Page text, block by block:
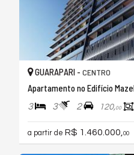
GUARAPARI - CENTRO
Apartamento no Edifício
3 3 2 120,00
a partir de R$ 1.460.000,00